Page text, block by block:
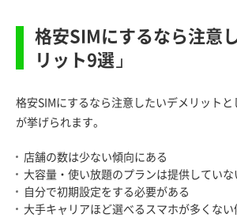
格安SIMにするなら注意
リット9選」
格安SIMにするなら注意したいデメリット
が挙げられます。
店舗の数は少ない傾向にある
大容量・使い放題のプランは提供してい
自分で初期設定をする必要がある
大手キャリアほど選べるスマホが多くない